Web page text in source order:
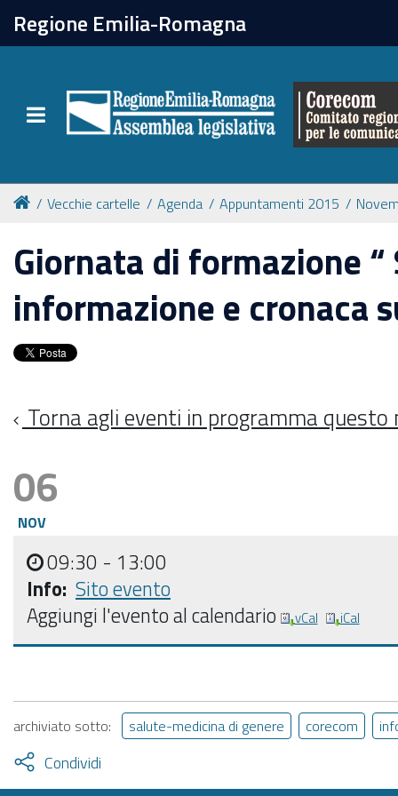
Regione Emilia-Romagna
Toggle navigation
chiudi
Le attività
Vecchie cartelle Agenda Appuntamenti 2015
Giornata di formazione
informazione e cronaca
Torna agli eventi in programma questo
06
NOV
09:30 - 13:00
Info: Sito evento
Aggiungi l'evento al calendario
vCal iCal
archiviato sotto: salute-medicina di genere corecom
Condividi
facebook
twitter
Attiva
condividi